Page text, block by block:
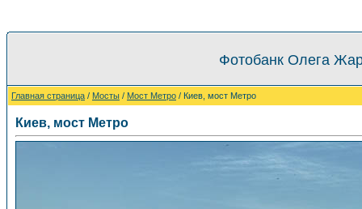
Фотобанк Олега
Главная страница / Мосты / Мост Метро / Киев, мост Метро
Киев, мост Метро